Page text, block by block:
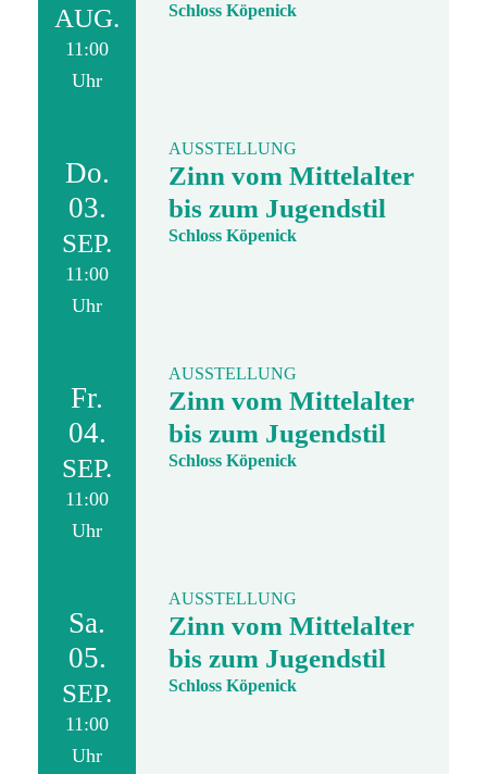
AUG.
11:00
Uhr
Schloss Köpenick
Do.
03.
SEP.
11:00
Uhr
AUSSTELLUNG
Zinn vom Mittelalter
bis zum Jugendstil
Schloss Köpenick
Fr.
04.
SEP.
11:00
Uhr
AUSSTELLUNG
Zinn vom Mittelalter
bis zum Jugendstil
Schloss Köpenick
Sa.
05.
SEP.
11:00
Uhr
AUSSTELLUNG
Zinn vom Mittelalter
bis zum Jugendstil
Schloss Köpenick